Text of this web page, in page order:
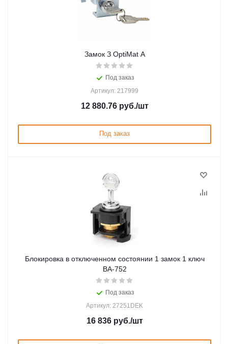
Замок З OptiMat A
Под заказ
Артикул: 217999
12 880.76руб./шт
Под заказ
Блокировка в отключенном состоянии 1 замок 1 ключ
ВА-752
Под заказ
Артикул: 27251DEK
16 836руб./шт